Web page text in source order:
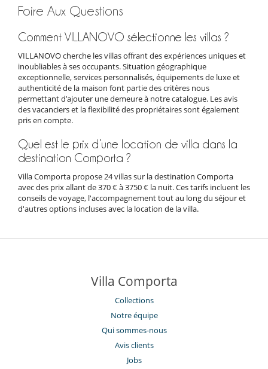
Foire Aux Questions
Comment VILLANOVO sélectionne les villas ?
VILLANOVO cherche les villas offrant des expériences uniques et
inoubliables à ses occupants. Situation géographique
exceptionnelle, services personnalisés, équipements de luxe et
authenticité de la maison font partie des critères nous
permettant d’ajouter une demeure à notre catalogue. Les avis
des vacanciers et la flexibilité des propriétaires sont également
pris en compte.
Quel est le prix d’une location de villa dans la
destination Comporta ?
Villa Comporta propose 24 villas sur la destination Comporta
avec des prix allant de 370 € à 3750 € la nuit. Ces tarifs incluent les
conseils de voyage, l'accompagnement tout au long du séjour et
d'autres options incluses avec la location de la villa.
Villa Comporta
Collections
Notre équipe
Qui sommes-nous
Avis clients
Jobs